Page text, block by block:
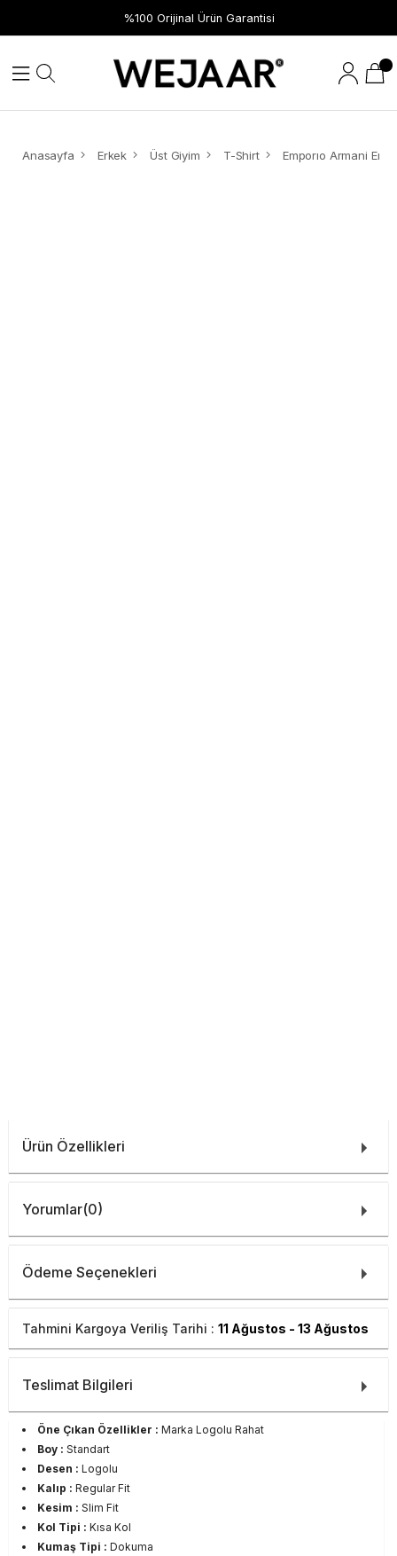
%100 Orijinal Ürün Garantisi
Anasayfa Erkek Üst Giyim T-Shirt
Ürün Özellikleri
Yorumlar(0)
Ödeme Seçenekleri
Tahmini Kargoya Veriliş Tarihi : 11 Ağustos - 13 Ağustos
Teslimat Bilgileri
Öne Çıkan Özellikler : Marka Logolu Rahat
Boy : Standart
Desen : Logolu
Kalıp : Regular Fit
Kesim : Slim Fit
Kol Tipi : Kısa Kol
Kumaş Tipi : Dokuma